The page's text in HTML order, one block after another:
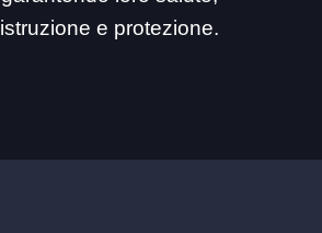
istruzione e protezione.